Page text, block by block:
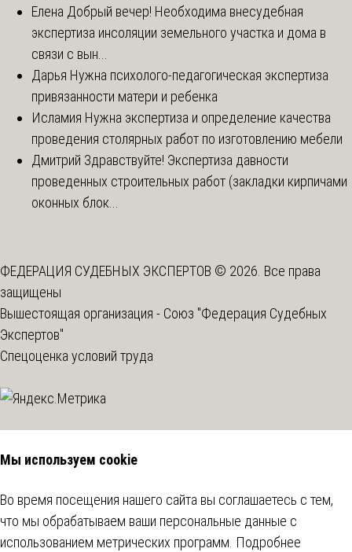
Елена Добрый вечер! Необходима внесудебная
экспертиза инсоляции земельного участка и дома в
связи с вын...
Дарья Нужна психолого-педагогическая экспертиза
привязанности матери и ребенка
Исламия Нужна экспертиза и определение качества
проведения столярных работ по изготовлению мебели
Дмитрий Здравствуйте! Экспертиза давности
проведенных строительных работ (закладки кирпичами
оконных блок...
ФЕДЕРАЦИЯ СУДЕБНЫХ ЭКСПЕРТОВ © 2026. Все права
защищены
Вышестоящая организация - Союз "Федерация Судебных
Экспертов"
Спецоценка условий труда
Мы используем cookie
Во время посещения нашего сайта вы соглашаетесь с тем,
что мы обрабатываем ваши персональные данные с
использованием метрических программ. Подробнее